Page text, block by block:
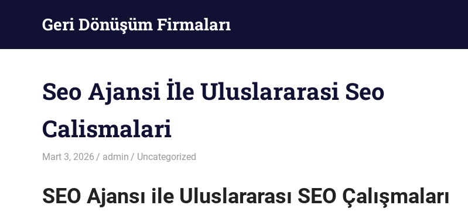
Geri Dönüşüm Firmaları
Seo Ajansi İle Uluslararasi Seo
Calismalari
Mart 3, 2026 admin Uncategorized
SEO Ajansı ile Uluslararası SEO Çalışmaları